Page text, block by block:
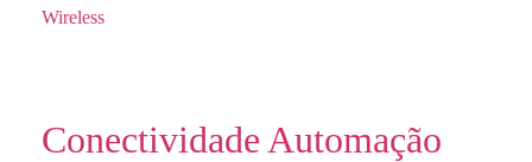
Wireless
Conectividade Automação